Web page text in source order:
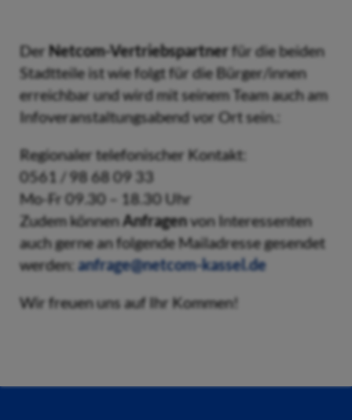
Der Netcom-Vertriebspartnerfür die beiden
Stadtteile ist wie folgt für die Bürger/innen
erreichbar und wird mit seinem Team auch am
Infoveranstaltungsabend vor Ort sein.:
Regionaler telefonischer Kontakt:
0561 / 98 68 09 33
Mo-Fr 09.30 – 18.30 Uhr
Zudem könnenAnfragenvon Interessenten
auch gerne an folgende Mailadresse gesendet
werden: anfrage@netcom-kassel.de
Wir freuen uns auf Ihr Kommen!